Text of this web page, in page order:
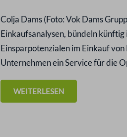
Colja Dams (Foto: Vok Dams
Einkaufsanalysen, bündeln
Einsparpotenzialen im Einkauf
Unternehmen ein Service für die
WEITERLESEN